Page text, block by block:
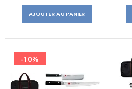
AJOUTER AU PANIER
-10%